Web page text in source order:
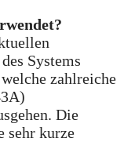
Systems
zahlreiche
Die
sehr kurze